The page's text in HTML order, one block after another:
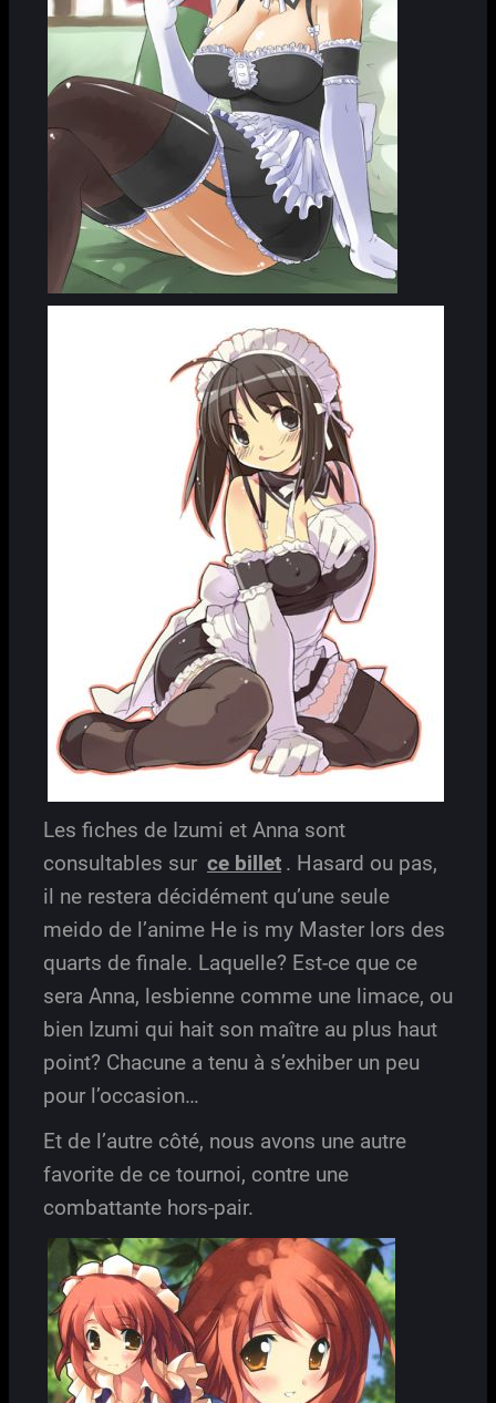
Les fiches de Izumi et Anna sont
consultables sur ce billet . Hasard ou pas,
il ne restera décidément qu’une seule
meido de l’anime He is my Master lors des
quarts de finale. Laquelle? Est-ce que ce
sera Anna, lesbienne comme une limace, ou
bien Izumi qui hait son maître au plus haut
point? Chacune a tenu à s’exhiber un peu
pour l’occasion…
Et de l’autre côté, nous avons une autre
favorite de ce tournoi, contre une
combattante hors-pair.